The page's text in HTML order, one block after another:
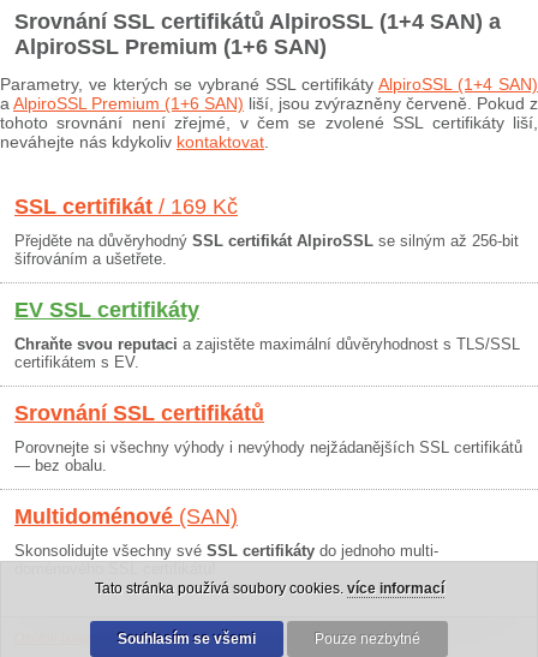
Srovnání SSL certifikátů AlpiroSSL (1+4 SAN) a
AlpiroSSL Premium (1+6 SAN)
Parametry, ve kterých se vybrané SSL certifikáty AlpiroSSL (1+4 SAN)
a AlpiroSSL Premium (1+6 SAN) liší, jsou zvýrazněny červeně. Pokud z
tohoto srovnání není zřejmé, v čem se zvolené SSL certifikáty liší,
neváhejte nás kdykoliv kontaktovat
SSL certifikát / 169 Kč
Přejděte na důvěryhodný SSL certifikát AlpiroSSL se silným až 256-bit
šifrováním a ušetřete.
EV SSL certifikáty
Chraňte svou reputaci a zajistěte maximální důvěryhodnost s TLS/SSL
certifikátem s EV.
Srovnání SSL certifikátů
Porovnejte si všechny výhody i nevýhody nejžádanějších SSL certifikátů
— bez obalu.
Multidoménové (SAN)
Skonsolidujte všechny své SSL certifikáty do jednoho multi-
Obchodní podmínky|30 dní záruka
Tato stránka používá soubory cookies. více informací
Souhlasím se všemi Pouze nezbytné